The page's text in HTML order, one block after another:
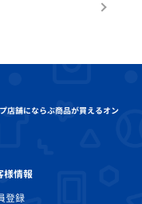
店舗にならぶ商品が買えるオン
様情報
登録